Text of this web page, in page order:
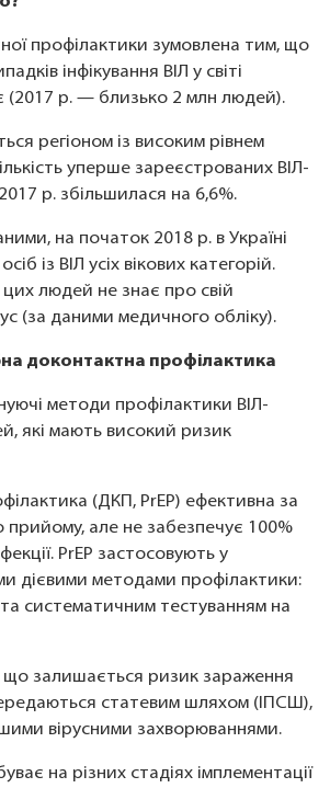
профілактики зумовлена тим, що
інфікування ВІЛ у світі
(2017 р. — близько 2 млн людей).
регіоном із високим рівнем
уперше зареєстрованих ВІЛ-
р. збільшилася на 6,6%.
на початок 2018 р. в Україні
із ВІЛ усіх вікових категорій.
людей не знає про свій
(за даними медичного обліку).
доконтактна профілактика
методи профілактики ВІЛ-
які мають високий ризик
(ДКП, PrEP) ефективна за
але не забезпечує 100%
PrEP застосовують у
дієвими методами профілактики:
систематичним тестуванням на
що залишається ризик зараження
статевим шляхом (ІПСШ),
вірусними захворюваннями.
на різних стадіях імплементації